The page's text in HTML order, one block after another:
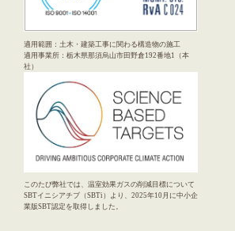
適用範囲：土木・建築工事に関わる構造物の施工
適用事業所：栃木県那須烏山市田野倉192番地1（本
社）
このたび弊社では、温室効果ガスの削減目標について
SBTイニシアチブ（SBTi）より、2025年10月に中小企
業版SBT認定を取得しました。